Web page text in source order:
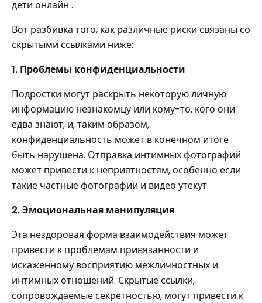
дети онлайн .
Вот разбивка того, как различные риски связаны со
скрытыми ссылками ниже:
1. Проблемы конфиденциальности
Подростки могут раскрыть некоторую личную
информацию незнакомцу или кому-то, кого они
едва знают, и, таким образом,
конфиденциальность может в конечном итоге
быть нарушена. Отправка интимных фотографий
может привести к неприятностям, особенно если
такие частные фотографии и видео утекут.
2. Эмоциональная манипуляция
Эта нездоровая форма взаимодействия может
привести к проблемам привязанности и
искаженному восприятию межличностных и
интимных отношений. Скрытые ссылки,
сопровождаемые секретностью, могут привести к